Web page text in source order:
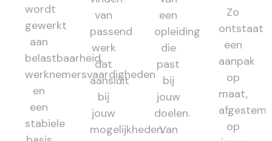
wordt
gewerkt
aan
belastbaarheid,
werknemersvaardigheden
en
een
stabiele
van
passend
werk
dat
aansluit
bij
jouw
mogelijkheden.
een
opleiding
die
past
bij
jouw
doelen.
Van
Zo
ontstaat
een
aanpak
op
maat,
op